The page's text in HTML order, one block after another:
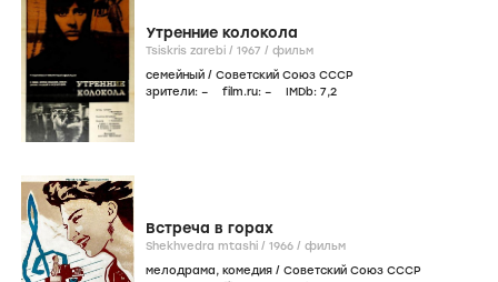
Утренние колокола
Tsiskris zarebi / 1967 / фильм
семейный / Советский Союз СССР
зрители: – film.ru: – IMDb: 7,2
Встреча в горах
Shekhvedra mtashi / 1966 / фильм
мелодрама, комедия / Советский Союз СССР